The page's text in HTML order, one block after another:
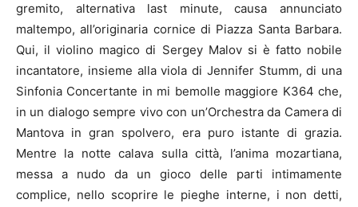
gremito, alternativa last minute, causa annunciato
maltempo, all’originaria cornice di Piazza Santa Barbara.
Qui, il violino magico di Sergey Malov si è fatto nobile
incantatore, insieme alla viola di Jennifer Stumm, di una
Sinfonia Concertante in mi bemolle maggiore K364 che,
in un dialogo sempre vivo con un’Orchestra da Camera di
Mantova in gran spolvero, era puro istante di grazia.
Mentre la notte calava sulla città, l’anima mozartiana,
messa a nudo da un gioco delle parti intimamente
complice, nello scoprire le pieghe interne, i non detti,